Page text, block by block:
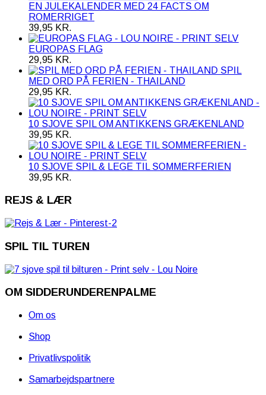
EN JULEKALENDER MED 24 FACTS OM
ROMERRIGET
39,95 KR.
EUROPAS FLAG
29,95 KR.
SPIL
MED ORD PÅ FERIEN - THAILAND
29,95 KR.
10 SJOVE SPIL OM ANTIKKENS GRÆKENLAND
39,95 KR.
10 SJOVE SPIL & LEGE TIL SOMMERFERIEN
39,95 KR.
REJS & LÆR
SPIL TIL TUREN
OM SIDDERUNDERENPALME
Om os
Shop
Privatlivspolitik
Samarbejdspartnere